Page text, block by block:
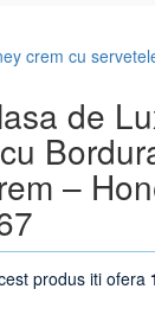
de
–
produs iti ofera